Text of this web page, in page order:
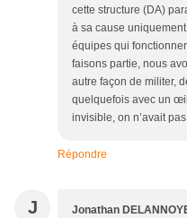
cette structure (DA)
à sa cause
équipes qui
faisons partie, nous
autre façon de militer,
quelquefois avec un
invisible, on n’avait
Répondre
J Jonathan